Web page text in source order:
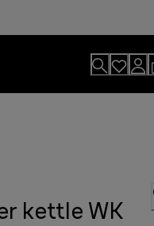
grillresultat.
kettle WK